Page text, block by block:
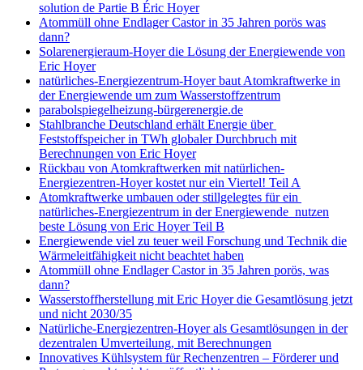
solution de Partie B Éric Hoyer
Atommüll ohne Endlager Castor in 35 Jahren porös was
dann?
Solarenergieraum-Hoyer die Lösung der Energiewende von
Eric Hoyer
natürliches-Energiezentrum-Hoyer baut Atomkraftwerke in
der Energiewende um zum Wasserstoffzentrum
parabolspiegelheizung-bürgerenergie.de
Stahlbranche Deutschland erhält Energie über
Feststoffspeicher in TWh globaler Durchbruch mit
Berechnungen von Eric Hoyer
Rückbau von Atomkraftwerken mit natürlichen-
Energiezentren-Hoyer kostet nur ein Viertel! Teil A
Atomkraftwerke umbauen oder stillgelegtes für ein
natürliches-Energiezentrum in der Energiewende nutzen
beste Lösung von Eric Hoyer Teil B
Energiewende viel zu teuer weil Forschung und Technik die
Wärmeleitfähigkeit nicht beachtet haben
Atommüll ohne Endlager Castor in 35 Jahren porös, was
dann?
Wasserstoffherstellung mit Eric Hoyer die Gesamtlösung jetzt
und nicht 2030/35
Natürliche-Energiezentren-Hoyer als Gesamtlösungen in der
dezentralen Umverteilung, mit Berechnungen
Innovatives Kühlsystem für Rechenzentren – Förderer und